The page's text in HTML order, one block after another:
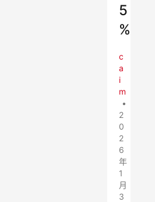
5
%
c
a
i
m
•
2
0
2
6
年
1
月
3